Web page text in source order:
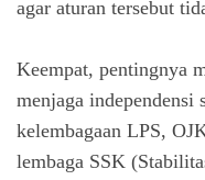
agar aturan tersebut
Keempat, pentingnya
menjaga independensi
kelembagaan LPS,
lembaga SSK